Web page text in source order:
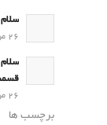
26 مرداد 1404 - 8:21 ق.ظ توسط ایمان نبی پور
26 مرداد 1404 - 8:21 ق.ظ توسط ایمان نبی پور
برچسب ها